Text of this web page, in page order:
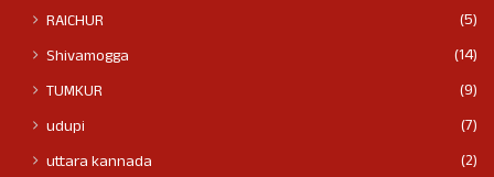
RAICHUR
(5)
Shivamogga
(14)
TUMKUR
(9)
udupi
(7)
uttara kannada
(2)